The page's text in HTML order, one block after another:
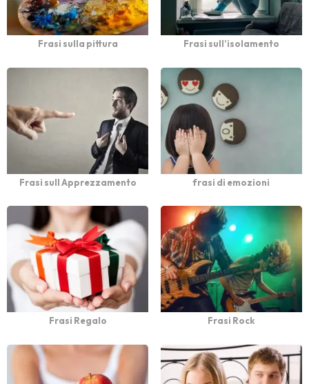
Frasi sulla pittura Frasi sull’isolamento
Frasi sull Apprezzamento frasi di emozioni
Frasi Regalo Frasi Rock